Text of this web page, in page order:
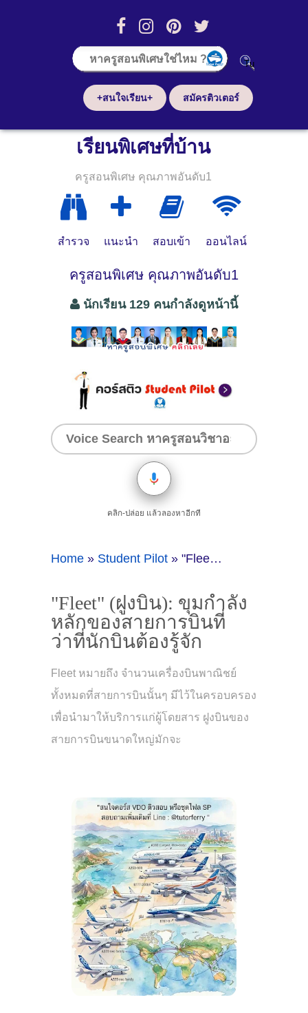
+สนใจเรียน+ สมัครติวเตอร์
เรียนพิเศษที่บ้าน
ครูสอนพิเศษ คุณภาพอันดับ1
สำรวจ แนะนำ สอบเข้า ออนไลน์
ครูสอนพิเศษ คุณภาพอันดับ1
นักเรียน 129 คนกำลังดูหน้านี้
คลิก-ปล่อย แล้วลองหาอีกที
Home » Student Pilot » "Fleet" (ฝูงบิน): ขุมกำลังหลักของสายการบินที่ว่าที่นักบินต้องรู้จัก
"Fleet" (ฝูงบิน): ขุมกำลัง
หลักของสายการบินที่
ว่าที่นักบินต้องรู้จัก
Fleet หมายถึง จำนวนเครื่องบินพาณิชย์
ทั้งหมดที่สายการบินนั้นๆ มีไว้ในครอบครอง
เพื่อนำมาให้บริการแก่ผู้โดยสาร ฝูงบินของ
สายการบินขนาดใหญ่มักจะ